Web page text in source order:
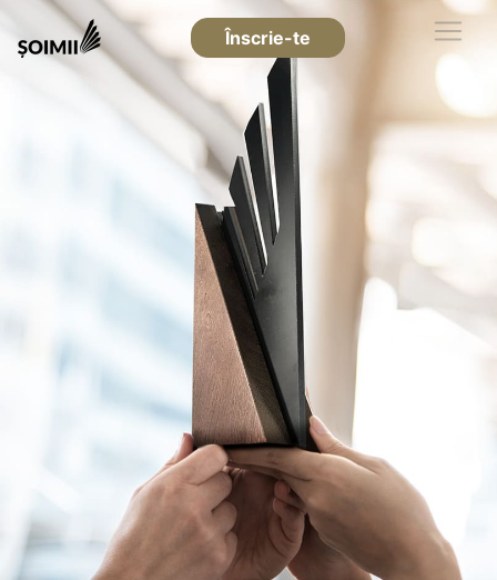
Înscrie-te